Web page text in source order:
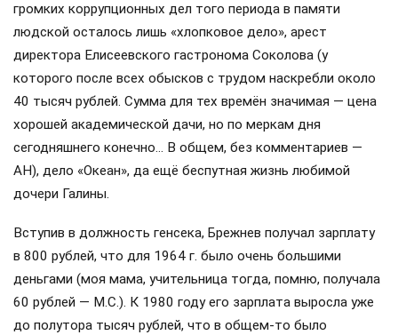
громких коррупционных дел того периода в памяти
людской осталось лишь «хлопковое дело», арест
директора Елисеевского гастронома Соколова (у
которого после всех обысков с трудом наскребли около
40 тысяч рублей. Сумма для тех времён значимая — цена
хорошей академической дачи, но по меркам дня
сегодняшнего конечно… В общем, без комментариев —
АН), дело «Океан», да ещё беспутная жизнь любимой
дочери Галины.
Вступив в должность генсека, Брежнев получал зарплату
в 800 рублей, что для 1964 г. было очень большими
деньгами (моя мама, учительница тогда, помню, получала
60 рублей — М.С.). К 1980 году его зарплата выросла уже
до полутора тысяч рублей, что в общем-то было